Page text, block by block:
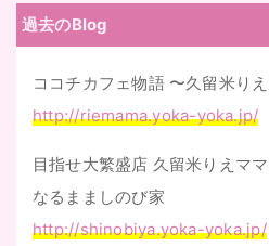
過去のBlog
ココチカフェ物語 〜久留米り
http://riemama.yoka-yoka.jp/
目指せ大繁盛店 久留米りえマ
なるまましのび家
http://shinobiya.yoka-yoka.jp/